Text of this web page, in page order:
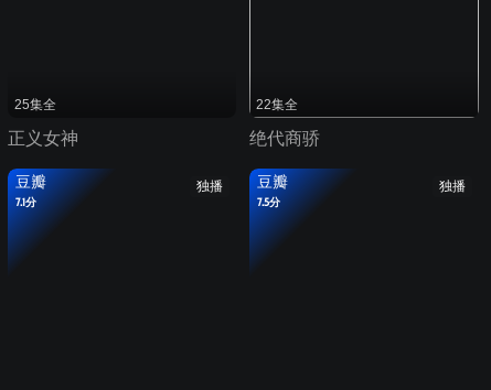
25集全
正义女神
22集全
绝代商骄
独播
豆瓣
7.1分
独播
豆瓣
7.5分